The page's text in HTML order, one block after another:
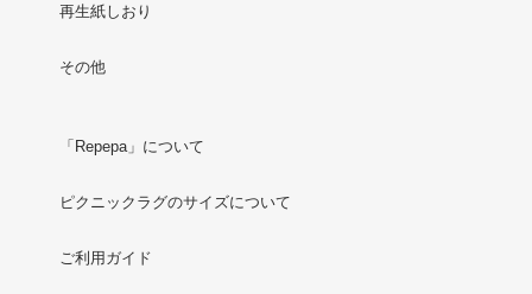
再生紙しおり
その他
「Repepa」について
ピクニックラグのサイズについて
ご利用ガイド